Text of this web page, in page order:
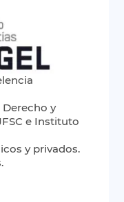
y
e Instituto
y privados.